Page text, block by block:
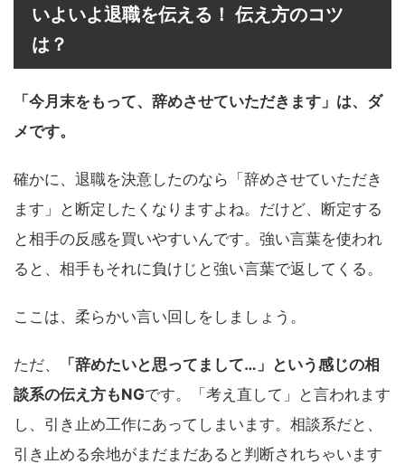
いよいよ退職を伝える！ 伝え方のコツ
は？
「今月末をもって、辞めさせていただきます」は、ダ
メです。
確かに、退職を決意したのなら「辞めさせていただき
ます」と断定したくなりますよね。だけど、断定する
と相手の反感を買いやすいんです。強い言葉を使われ
ると、相手もそれに負けじと強い言葉で返してくる。
ここは、柔らかい言い回しをしましょう。
ただ、
「辞めたいと思ってまして…」という感じの相
談系の伝え方もNGです。「考え直して」と言われます
し、引き止め工作にあってしまいます。相談系だと、
引き止める余地がまだまだあると判断されちゃいます